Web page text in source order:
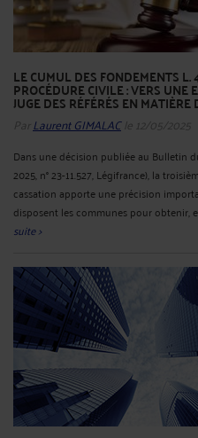
LE CUMUL DES FONDEMENTS
PROCÉDURE CIVILE : VERS
JUGE DES RÉFÉRÉS EN MATIÈRE
Par Laurent GIMALACle 12/05/2025
Dans une décision publiée au Bulletin
2025, n° 23-11.527, Légifrance), la
cassation apporte une précision
disposent les communes pour obtenir,
suite >